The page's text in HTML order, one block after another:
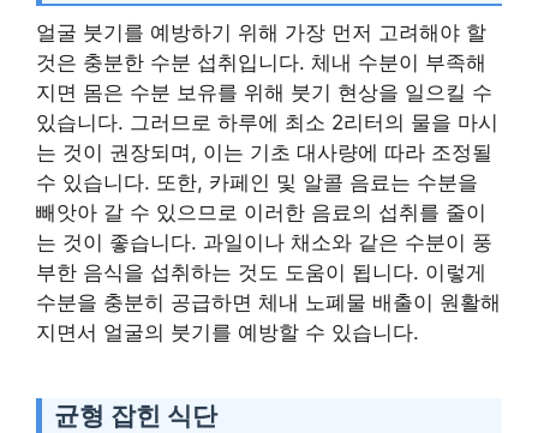
얼굴 붓기를 예방하기 위해 가장 먼저 고려해야 할
것은 충분한 수분 섭취입니다. 체내 수분이 부족해
지면 몸은 수분 보유를 위해 붓기 현상을 일으킬 수
있습니다. 그러므로 하루에 최소 2리터의 물을 마시
는 것이 권장되며, 이는 기초 대사량에 따라 조정될
수 있습니다. 또한, 카페인 및 알콜 음료는 수분을
빼앗아 갈 수 있으므로 이러한 음료의 섭취를 줄이
는 것이 좋습니다. 과일이나 채소와 같은 수분이 풍
부한 음식을 섭취하는 것도 도움이 됩니다. 이렇게
수분을 충분히 공급하면 체내 노폐물 배출이 원활해
지면서 얼굴의 붓기를 예방할 수 있습니다.
균형 잡힌 식단